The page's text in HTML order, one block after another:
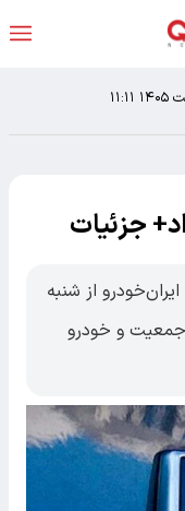
جزئیات
از شنبه
جمعیت و خودرو